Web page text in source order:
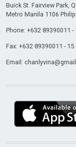
Buick St. Fairview Park,
Metro Manila 1106
Phone: +632 89390011 -
Fax: +632 89390011 - 15
Email: